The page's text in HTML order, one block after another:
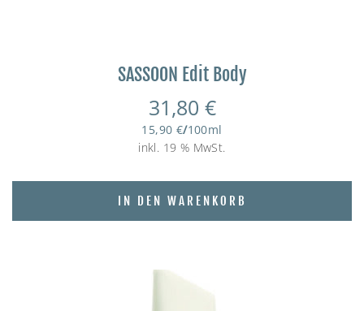
SASSOON Edit Body
31,80 €
15,90 €/100ml
inkl. 19 % MwSt.
IN DEN WARENKORB